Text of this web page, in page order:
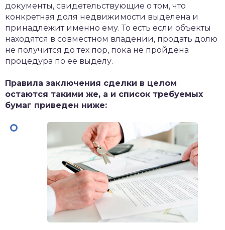
документы, свидетельствующие о том, что
конкретная доля недвижимости выделена и
принадлежит именно ему. То есть если объекты
находятся в совместном владении, продать долю
не получится до тех пор, пока не пройдена
процедура по её выделу.
Правила заключения сделки в целом
остаются такими же, а и список требуемых
бумаг приведен ниже: